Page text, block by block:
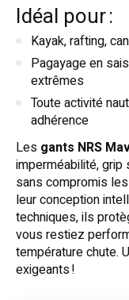
Idéal pour :
Kayak, rafting,
Pagayage en
extrêmes
Toute activité
adhérence
Les gants NRS
imperméabilité,
sans compromis
leur conception
techniques, ils
vous restiez
température chute.
exigeants !